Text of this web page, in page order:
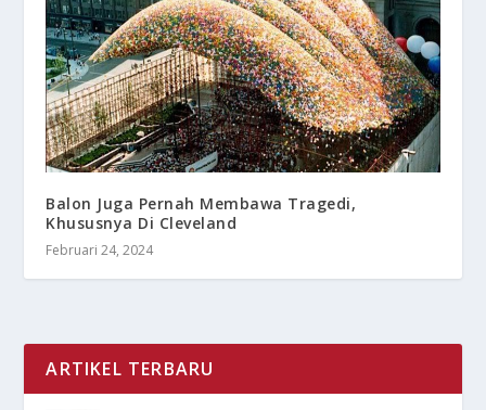
Balon Juga Pernah Membawa Tragedi,
Khususnya Di Cleveland
Februari 24, 2024
ARTIKEL TERBARU